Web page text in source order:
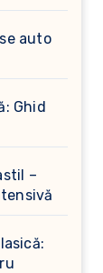
auto
Ghid
–